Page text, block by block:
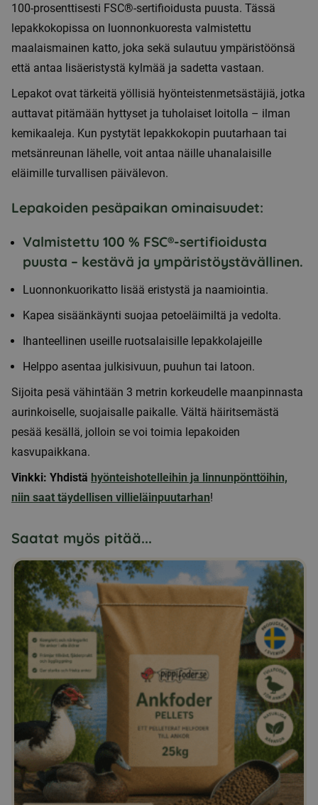
100-prosenttisesti FSC®-sertifioidusta puusta. Tässä
lepakkokopissa on luonnonkuoresta valmistettu
maalaismainen katto, joka sekä sulautuu ympäristöönsä
että antaa lisäeristystä kylmää ja sadetta vastaan.
Lepakot ovat tärkeitä yöllisiä hyönteistenmetsästäjiä, jotka
auttavat pitämään hyttyset ja tuholaiset loitolla – ilman
kemikaaleja. Kun pystytät lepakkokopin puutarhaan tai
metsänreunan lähelle, voit antaa näille uhanalaisille
eläimille turvallisen päivälevon.
Lepakoiden pesäpaikan ominaisuudet:
Valmistettu 100 % FSC®-sertifioidusta
puusta – kestävä ja ympäristöystävällinen.
Luonnonkuorikatto lisää eristystä ja naamiointia.
Kapea sisäänkäynti suojaa petoeläimiltä ja vedolta.
Ihanteellinen useille ruotsalaisille lepakkolajeille
Helppo asentaa julkisivuun, puuhun tai latoon.
Sijoita pesä vähintään 3 metrin korkeudelle maanpinnasta
aurinkoiselle, suojaisalle paikalle. Vältä häiritsemästä
pesää kesällä, jolloin se voi toimia lepakoiden
kasvupaikkana.
Vinkki: Yhdistä hyönteishotelleihin ja linnunpönttöihin,
niin saat täydellisen villieläinpuutarhan!
Saatat myös pitää...